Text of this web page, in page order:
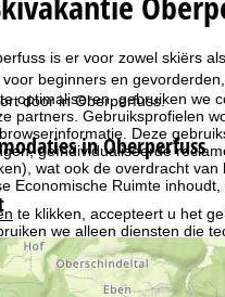
optimaliseren, gebruiken we
partners. Gebruiksprofielen
Deze
geïndividualiseerde
wat ook de overdracht
Economische Ruimte
te klikken, accepteert u het
we alleen diensten die
het gebruik van cookies en
.
is er voor zowel skiërs
beginners en
door in Oberperfuss.
in Oberperfuss